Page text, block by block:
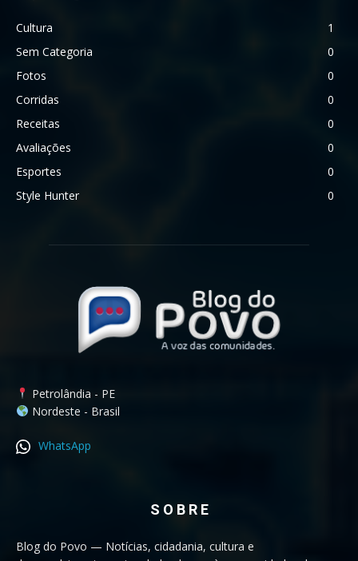
Cultura
1
Sem Categoria
0
Fotos
0
Corridas
0
Receitas
0
Avaliações
0
Esportes
0
Style Hunter
0
Petrolândia - PE
Nordeste - Brasil
WhatsApp
S O B R E
Blog do Povo — Notícias, cidadania, cultura e